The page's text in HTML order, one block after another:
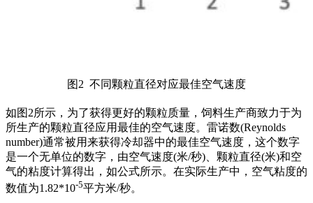
图2 不同颗粒直径对应最佳空气速度
如图2所示，为了获得更好的颗粒质量，饲料生产商致力于为
所生产的颗粒直径应用最佳的空气速度。雷诺数(Reynolds
number)通常被用来获得冷却器中的最佳空气速度，这个数字
是一个无单位的数字，由空气速度(米/秒)、颗粒直径(米)和空
气的粘度计算得出，如公式所示。在实际生产中，空气粘度的
数值为1.82*10-5平方米/秒。